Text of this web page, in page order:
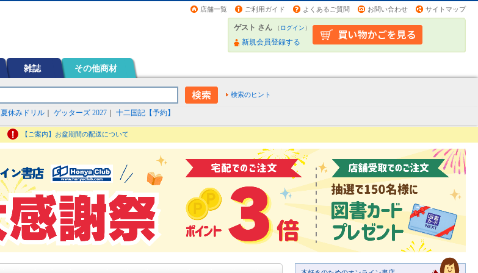
店舗一覧 ご利用ガイド よくあるご質問 お問い合わせ サイトマップ
ゲスト さん （ログイン）
新規会員登録する
雑誌 その他商材
検索のヒント
夏休みドリル ゲッターズ 2027 十二国記【予約】
【ご案内】お盆期間の配送について